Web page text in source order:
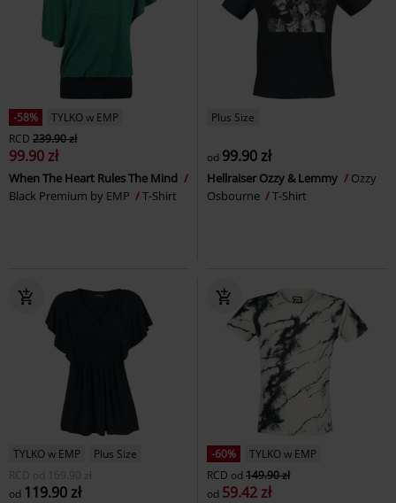
-58%
TYLKO w EMP
RCD 239.90 zł
99.90 zł
When The Heart Rules The Mind
Black Premium by EMP
T-Shirt
Plus Size
od 99.90 zł
Hellraiser Ozzy & Lemmy
Ozzy
Osbourne
T-Shirt
TYLKO w EMP
Plus Size
RCD
od 169.90 zł
od 119.90 zł
-60%
TYLKO w EMP
RCD od 149.90 zł
od 59.42 zł